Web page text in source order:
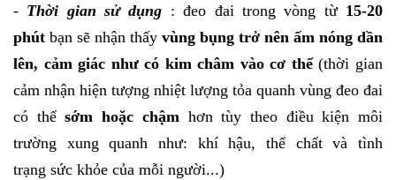
- Thời gian sử dụng : đeo đai trong vòng từ 15-20
phút bạn sẽ nhận thấy vùng bụng trở nên ấm nóng dần
lên, cảm giác như có kim châm vào cơ thể(thời gian
cảm nhận hiện tượng nhiệt lượng tỏa quanh vùng đeo đai
có thểsớm hoặc chậmhơn tùy theo điều kiện môi
trường xung quanh như: khí hậu, thể chất và tình
trạng sức khỏe của mỗi người...)